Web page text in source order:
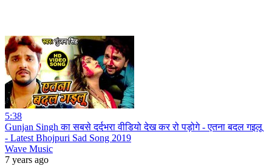
5:38
Gunjan Singh का सबसे दर्दभरा वीडियो देख कर रो पड़ोगे - एतना बदल गइलू
- Latest Bhojpuri Sad Song 2019
Wave Music
7 years ago